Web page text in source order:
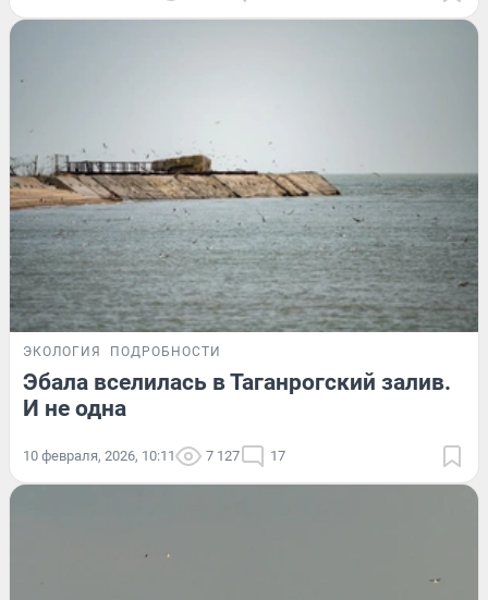
ЭКОЛОГИЯ ПОДРОБНОСТИ
Эбала вселилась в Таганрогский залив.
И не одна
10 февраля, 2026, 10:11 7 127 17